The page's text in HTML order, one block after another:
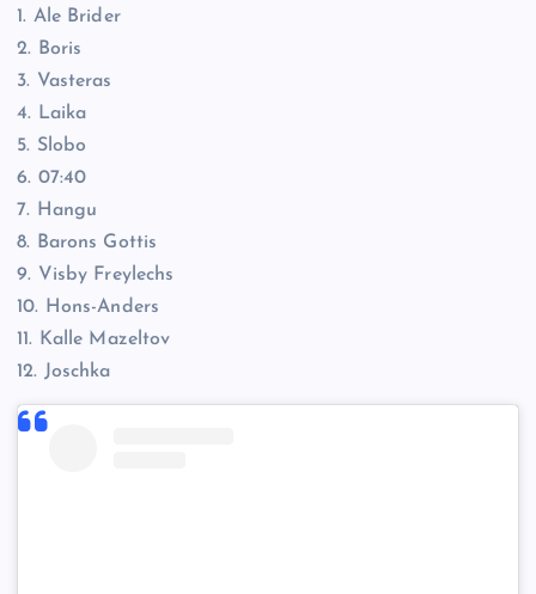
1. Ale Brider
2. Boris
3. Vasteras
4. Laika
5. Slobo
6. 07:40
7. Hangu
8. Barons Gottis
9. Visby Freylechs
10. Hons-Anders
11. Kalle Mazeltov
12. Joschka